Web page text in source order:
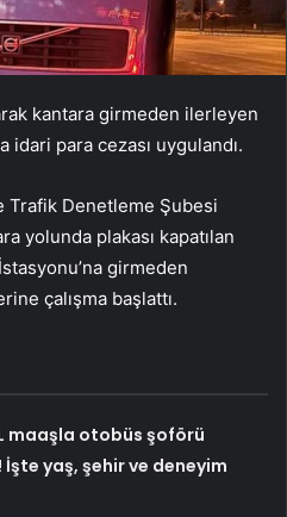
kantara girmeden ilerleyen
para cezası uygulandı.
Trafik Denetleme Şubesi
yolunda plakası kapatılan
girmeden
çalışma başlattı.
maaşla otobüs şoförü
İşte yaş, şehir ve deneyim